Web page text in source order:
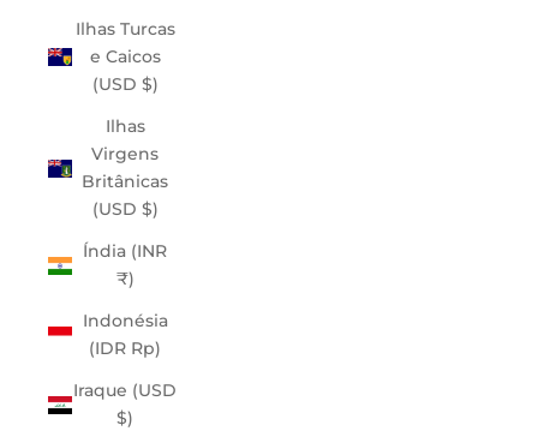
Ilhas Turcas
e Caicos
(USD $)
Ilhas
Virgens
Britânicas
(USD $)
Índia (INR
₹)
Indonésia
(IDR Rp)
Iraque (USD
$)